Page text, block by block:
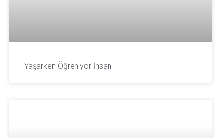
Yaşarken Öğreniyor İnsan